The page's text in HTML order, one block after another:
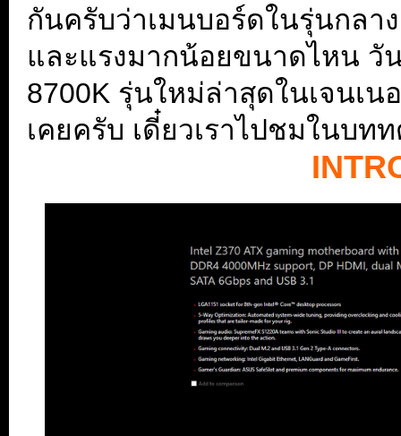
กันครับว่าเมนบอร์ดในรุ่นกลา
และแรงมากน้อยขนาดไหน วั
8700K รุ่นใหม่ล่าสุดในเจนเ
เคยครับ เดี๋ยวเราไปชมในบท